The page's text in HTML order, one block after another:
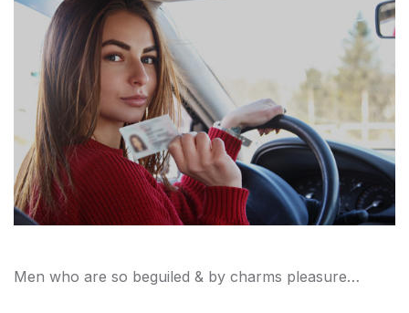
Men who are so beguiled & by charms pleasure…